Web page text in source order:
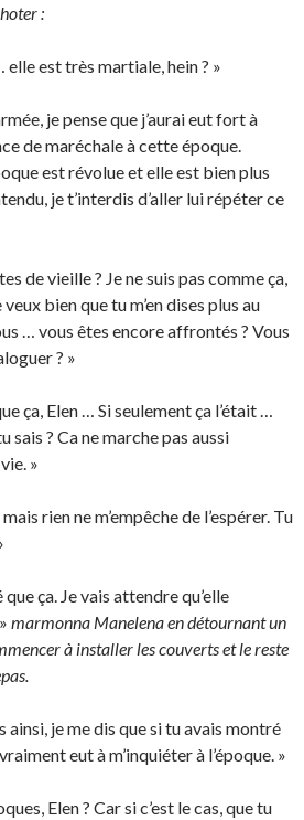
:
elle est très martiale, hein ? »
je pense que j’aurai eut fort à
de maréchale à cette époque.
est révolue et elle est bien plus
je t’interdis d’aller lui répéter ce
de vieille ? Je ne suis pas comme ça,
bien que tu m’en dises plus au
… vous êtes encore affrontés ? Vous
? »
ça, Elen … Si seulement ça l’était …
sais ? Ca ne marche pas aussi
»
rien ne m’empêche de l’espérer. Tu
ça. Je vais attendre qu’elle
marmonna Manelena en détournant un
à installer les couverts et le reste
ainsi, je me dis que si tu avais montré
eut à m’inquiéter à l’époque. »
Elen ? Car si c’est le cas, que tu